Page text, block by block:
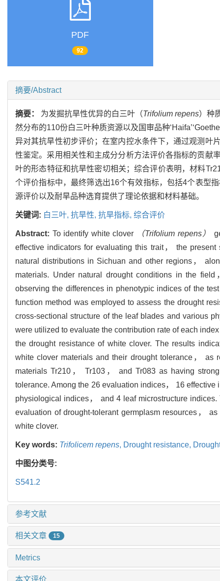
PDF
92
摘要/Abstract
摘要： 为发掘抗旱性优异的白三叶（Trifolium repens）种
然分布的110份白三叶种质资源以及国审品种
异对其抗旱性初步评价；在室内控水条件下，通过观测叶
性鉴定。采用相关性和主成分分析方法评价各指标的贡献
叶的形态特征和抗旱性密切相关；综合评价表明，材料
个评价指标中，最终筛选出16个有效指标，包括4个表型
源评价以及耐旱品种选育提供了理论依据和材料基础。
关键词: 白三叶, 抗旱性, 抗旱指标, 综合评价
Abstract: To identify white clover （Trifolium repens）
effective indicators for evaluating this trait， the
natural distributions in Sichuan and other regions，
materials. Under natural drought conditions in the
observing the differences in phenotypic indices of the
function method was employed to assess the drought
cross-sectional structure of the leaf blades and various
were utilized to evaluate the contribution rate of each
the drought resistance of white clover. The results
white clover materials and their drought tolerance， as
materials Tr210， Tr103， and Tr083 as having
tolerance. Among the 26 evaluation indices， 16
physiological indices， and 4 leaf microstructure
evaluation of drought-tolerant germplasm resources，
white clover.
Key words: Trifolicem repens, Drought resistance,
中图分类号:
S541.2
参考文献
相关文章 15
Metrics